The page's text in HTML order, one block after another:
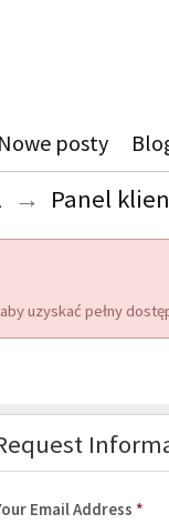
Nowe posty
→ Panel
aby uzyskać pełny
Email Address *